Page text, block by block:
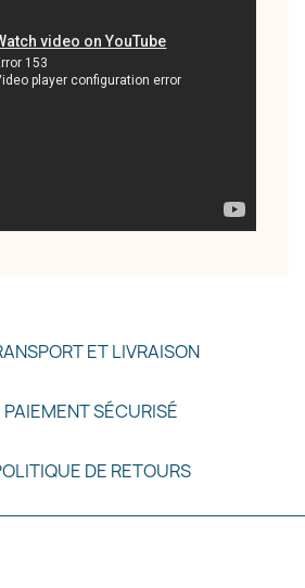
ET LIVRAISON
PAIEMENT SÉCURISÉ
DE RETOURS